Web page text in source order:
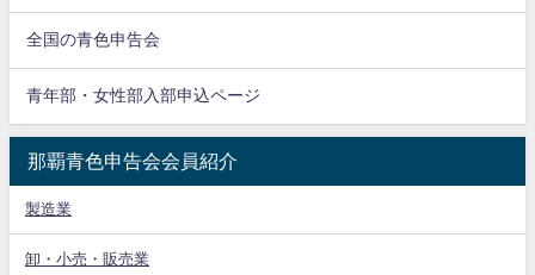
全国の青色申告会
青年部・女性部入部申込ページ
那覇青色申告会会員紹介
製造業
卸・小売・販売業